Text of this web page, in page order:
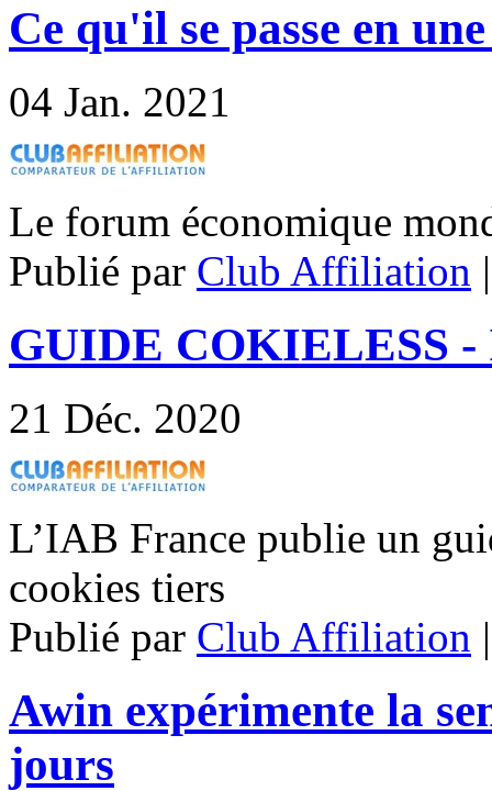
Ce qu'il se passe en
04 Jan. 2021
Le forum économique
Publié par Club Affiliation
GUIDE COKIELESS -
21 Déc. 2020
L’IAB France publie un
cookies tiers
Publié par Club Affiliation
Awin expérimente la
jours